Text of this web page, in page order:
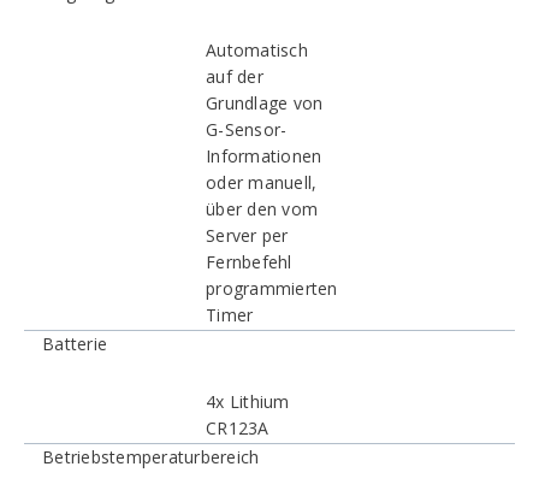
Automatisch
auf der
Grundlage von
G-Sensor-
Informationen
oder manuell,
über den vom
Server per
Fernbefehl
programmierten
Timer
Batterie
4x Lithium
CR123A
Betriebstemperaturbereich